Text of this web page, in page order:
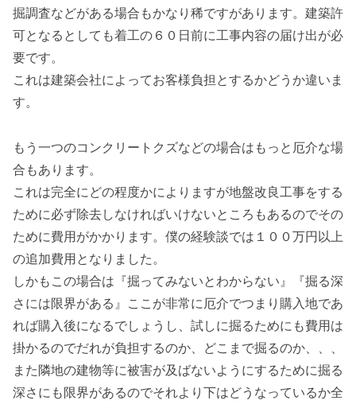
掘調査などがある場合もかなり稀ですがあります。建築許
可となるとしても着工の６０日前に工事内容の届け出が必
要です。
これは建築会社によってお客様負担とするかどうか違いま
す。
もう一つのコンクリートクズなどの場合はもっと厄介な場
合もあります。
これは完全にどの程度かによりますが地盤改良工事をする
ために必ず除去しなければいけないところもあるのでその
ために費用がかかります。僕の経験談では１００万円以上
の追加費用となりました。
しかもこの場合は『掘ってみないとわからない』『掘る深
さには限界がある』ここが非常に厄介でつまり購入地であ
れば購入後になるでしょうし、試しに掘るためにも費用は
掛かるのでだれが負担するのか、どこまで掘るのか、、、
また隣地の建物等に被害が及ばないようにするために掘る
深さにも限界があるのでそれより下はどうなっているか全